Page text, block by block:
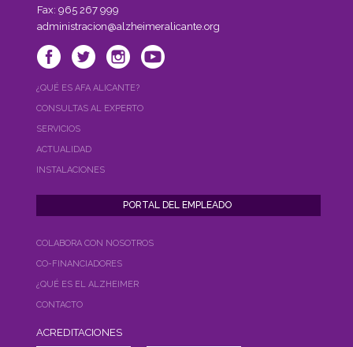
Fax: 965 267 999
administracion@alzheimeralicante.org
¿QUÉ ES AFA ALICANTE?
CONSULTAS AL EXPERTO
SERVICIOS
ACTUALIDAD
INSTALACIONES
COLABORA CON NOSOTROS
CO-FINANCIADORES
¿QUÉ ES EL ALZHEIMER
CONTACTO
ACREDITACIONES